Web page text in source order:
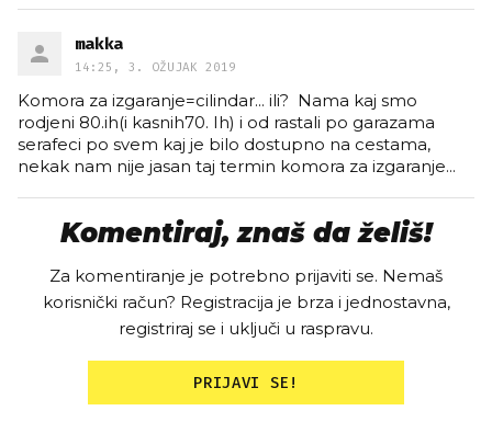
makka
14:25, 3. OŽUJAK 2019
Komora za izgaranje=cilindar... ili? Nama kaj smo
rodjeni 80.ih(i kasnih70. Ih) i od rastali po garazama
serafeci po svem kaj je bilo dostupno na cestama,
nekak nam nije jasan taj termin komora za izgaranje...
Komentiraj, znaš da želiš!
Za komentiranje je potrebno prijaviti se. Nemaš
korisnički račun? Registracija je brza i jednostavna,
registriraj se i uključi u raspravu.
PRIJAVI SE!